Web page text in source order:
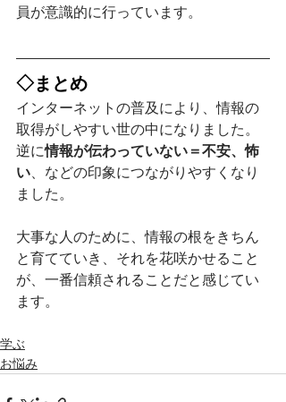
員が意識的に行っています。
◇まとめ
インターネットの普及により、情報の
取得がしやすい世の中になりました。
逆に情報が伝わっていない＝不安、怖
い 、などの印象につながりやすくなり
ました。
大事な人のために、情報の根をきちん
と育てていき、それを花咲かせること
が、一番信頼されることだと感じてい
ます。
学ぶ
お悩み